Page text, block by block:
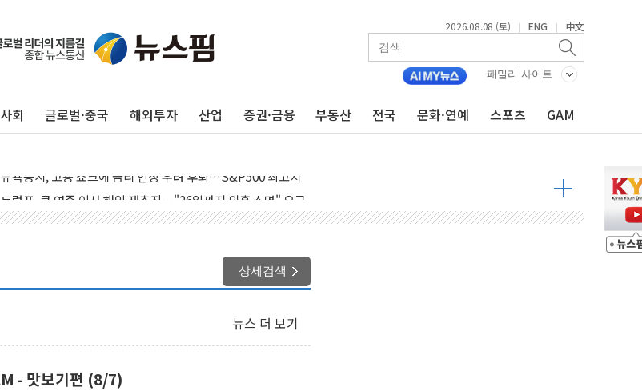
2026.08.08 (토) | ENG | 中文
패밀리 사이트
사회 글로벌·중국 해외투자 산업 증권·금융 부동산 전국 문화·연예 스포츠 GAM
민주, 오늘 제주·인천 경선 결과 발표...'김민석 재역전 vs 정청래 격차 확대'
한상협, 업계 개인정보 보안 새판 짠다…'자율규제단체' 타진
트럼프, 쿡 연준 이사 해임 재추진…"26일까지 의혹 소명" 요구
유럽증시, 美 고용 예상 밖 부진에 연준 금리 인상 가능성 낮아지며 상승… STOXX 600 지수는 나흘 연속 최고치
[종합] 이슬람 수니파 3국, '공동방위협정' 체결… 이스라엘·이란 위협에 맞설 자체 억지력 강화
트럼프, 백신·자폐증 행정명령 검토…"이르면 다음 주"
이란 핵심 원유 수출항 '하르그섬', 최근 1주일 이상 '올스톱'… 美 해상봉쇄 영향
[AI MY 뉴스] 뉴욕 반도체주 프리뷰...美 고용 쇼크에 반도체주 '활짝'
상세검색
뉴스 더 보기
- 맛보기편 (8/7)